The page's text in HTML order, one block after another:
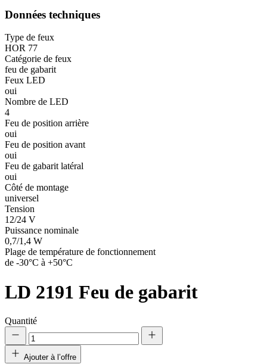
Données techniques
Type de feux
HOR 77
Catégorie de feux
feu de gabarit
Feux LED
oui
Nombre de LED
4
Feu de position arrière
oui
Feu de position avant
oui
Feu de gabarit latéral
oui
Côté de montage
universel
Tension
12/24 V
Puissance nominale
0,7/1,4 W
Plage de température de fonctionnement
de -30°C à +50°C
LD 2191 Feu de gabarit
Quantité
Ajouter à l’offre